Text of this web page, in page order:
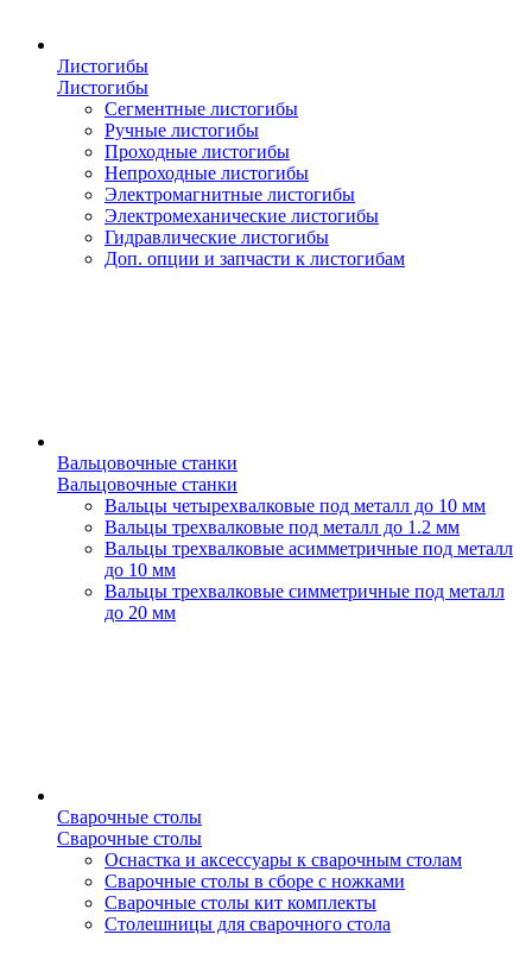
Листогибы
Листогибы
Сегментные листогибы
Ручные листогибы
Проходные листогибы
Непроходные листогибы
Электромагнитные листогибы
Электромеханические листогибы
Гидравлические листогибы
Доп. опции и запчасти к листогибам
Вальцовочные станки
Вальцовочные станки
Вальцы четырехвалковые под металл до 10 мм
Вальцы трехвалковые под металл до 1.2 мм
Вальцы трехвалковые асимметричные под металл
до 10 мм
Вальцы трехвалковые симметричные под металл
до 20 мм
Сварочные столы
Сварочные столы
Оснастка и аксессуары к сварочным столам
Сварочные столы в сборе с ножками
Сварочные столы кит комплекты
Столешницы для сварочного стола